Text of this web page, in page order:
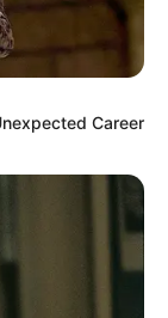
Career